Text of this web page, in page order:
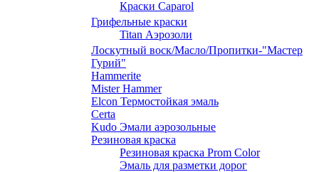
Краски Caparol
Грифельные краски
Titan Аэрозоли
Лоскутный воск/Масло/Пропитки-"Мастер
Гурий"
Hammerite
Mister Hammer
Elcon Термостойкая эмаль
Certa
Kudo Эмали аэрозольные
Резиновая краска
Резиновая краска Prom Color
Эмаль для разметки дорог